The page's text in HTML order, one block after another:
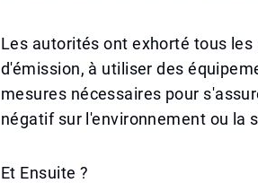
Les autorités ont exhorté tous
d'émission, à utiliser des
mesures nécessaires pour
négatif sur l'environnement ou la
Et Ensuite ?